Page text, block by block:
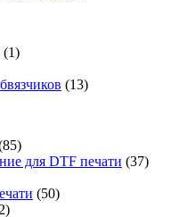
(1)
(13)
для DTF печати (37)
(50)